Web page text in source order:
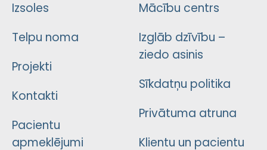
Izsoles
Telpu noma
Projekti
Kontakti
Pacientu
apmeklējumi
Mācību centrs
Izglāb dzīvību –
ziedo asinis
Sīkdatņu politika
Privātuma atruna
Klientu un pacientu